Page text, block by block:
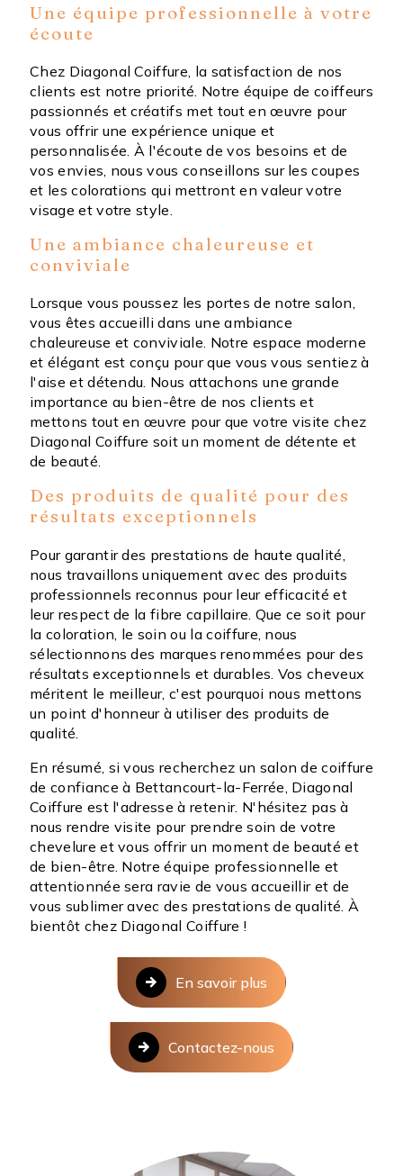
Une équipe professionnelle à votre
écoute
Chez Diagonal Coiffure, la satisfaction de nos
clients est notre priorité. Notre équipe de coiffeurs
passionnés et créatifs met tout en œuvre pour
vous offrir une expérience unique et
personnalisée. À l'écoute de vos besoins et de
vos envies, nous vous conseillons sur les coupes
et les colorations qui mettront en valeur votre
visage et votre style.
Une ambiance chaleureuse et
conviviale
Lorsque vous poussez les portes de notre salon,
vous êtes accueilli dans une ambiance
chaleureuse et conviviale. Notre espace moderne
et élégant est conçu pour que vous vous sentiez à
l'aise et détendu. Nous attachons une grande
importance au bien-être de nos clients et
mettons tout en œuvre pour que votre visite chez
Diagonal Coiffure soit un moment de détente et
de beauté.
Des produits de qualité pour des
résultats exceptionnels
Pour garantir des prestations de haute qualité,
nous travaillons uniquement avec des produits
professionnels reconnus pour leur efficacité et
leur respect de la fibre capillaire. Que ce soit pour
la coloration, le soin ou la coiffure, nous
sélectionnons des marques renommées pour des
résultats exceptionnels et durables. Vos cheveux
méritent le meilleur, c'est pourquoi nous mettons
un point d'honneur à utiliser des produits de
qualité.
En résumé, si vous recherchez un salon de coiffure
de confiance à Bettancourt-la-Ferrée, Diagonal
Coiffure est l'adresse à retenir. N'hésitez pas à
nous rendre visite pour prendre soin de votre
chevelure et vous offrir un moment de beauté et
de bien-être. Notre équipe professionnelle et
attentionnée sera ravie de vous accueillir et de
vous sublimer avec des prestations de qualité. À
bientôt chez Diagonal Coiffure !
En savoir plus
Contactez-nous